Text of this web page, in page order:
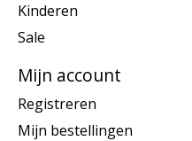
Kinderen
Sale
Mijn account
Registreren
Mijn bestellingen